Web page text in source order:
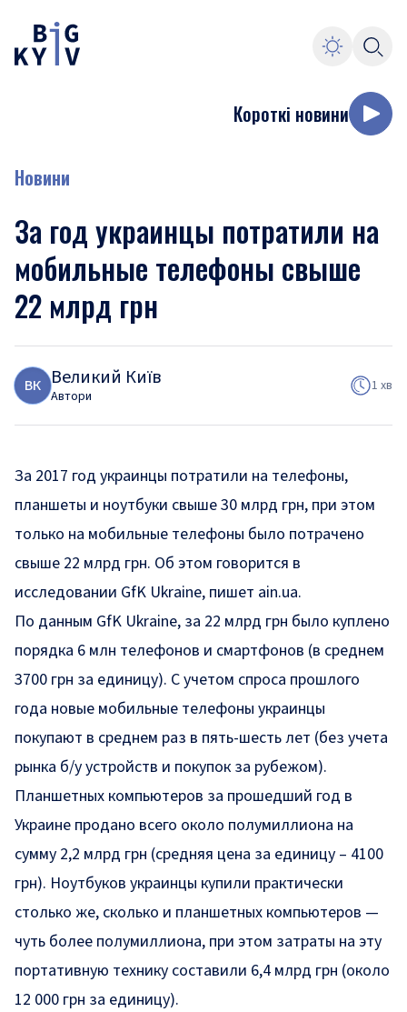
Короткі новини
Новини
За год украинцы потратили на
мобильные телефоны свыше
22 млрд грн
ВК Великий Київ
Автори
1 хв
За 2017 год украинцы потратили на телефоны,
планшеты и ноутбуки свыше 30 млрд грн, при этом
только на мобильные телефоны было потрачено
свыше 22 млрд грн. Об этом говорится в
исследовании GfK Ukraine, пишет ain.ua.
По данным GfK Ukraine, за 22 млрд грн было куплено
порядка 6 млн телефонов и смартфонов (в среднем
3700 грн за единицу). С учетом спроса прошлого
года новые мобильные телефоны украинцы
покупают в среднем раз в пять-шесть лет (без учета
рынка б/у устройств и покупок за рубежом).
Планшетных компьютеров за прошедший год в
Украине продано всего около полумиллиона на
сумму 2,2 млрд грн (средняя цена за единицу – 4100
грн). Ноутбуков украинцы купили практически
столько же, сколько и планшетных компьютеров —
чуть более полумиллиона, при этом затраты на эту
портативную технику составили 6,4 млрд грн (около
12 000 грн за единицу).